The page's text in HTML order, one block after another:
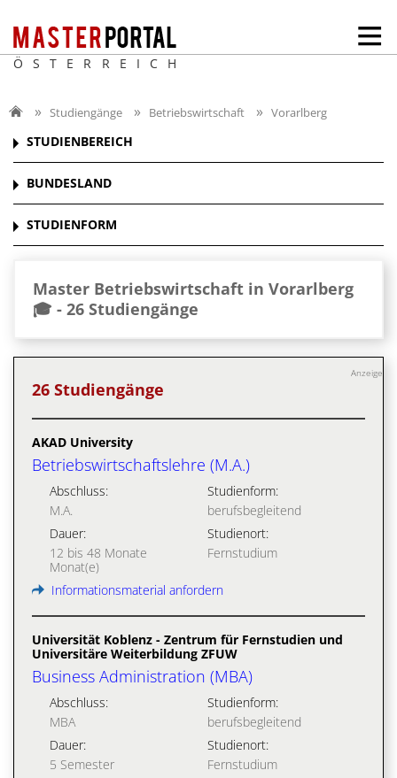
ÖSTERREICH
Studiengänge Betriebswirtschaft Vorarlberg
STUDIENBEREICH
BUNDESLAND
STUDIENFORM
Master Betriebswirtschaft in Vorarlberg
🎓 - 26 Studiengänge
Anzeige
26 Studiengänge
AKAD University
Betriebswirtschaftslehre (M.A.)
Abschluss:
M.A.
Studienform:
berufsbegleitend
Dauer:
12 bis 48 Monate
Monat(e)
Studienort:
Fernstudium
Informationsmaterial anfordern
Universität Koblenz - Zentrum für Fernstudien und
Universitäre Weiterbildung ZFUW
Business Administration (MBA)
Abschluss:
MBA
Studienform:
berufsbegleitend
Dauer:
5 Semester
Studienort:
Fernstudium